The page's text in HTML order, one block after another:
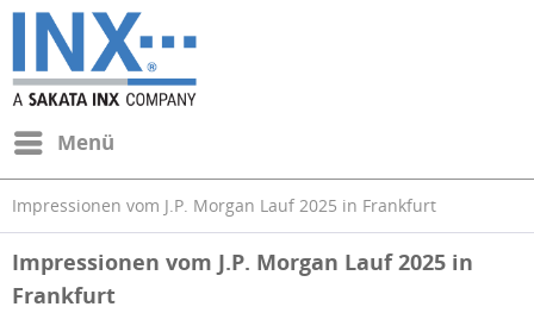
Menü
Impressionen vom J.P. Morgan Lauf 2025 in Frankfurt
Impressionen vom J.P. Morgan Lauf 2025 in
Frankfurt